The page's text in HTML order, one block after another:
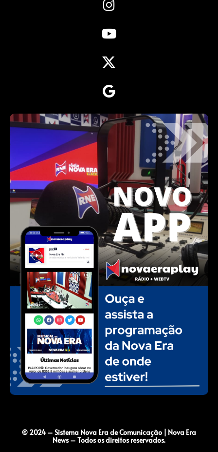
© 2024 – Sistema Nova Era de Comunicação | Nova Era
News – Todos os direitos reservados.